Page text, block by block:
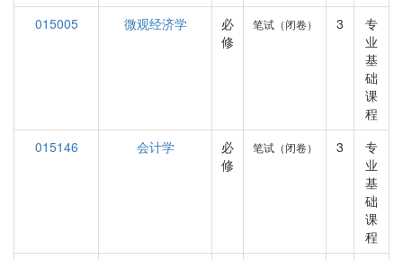
015005
微观经济学
必
修
笔试（闭卷） 3
专
业
基
础
课
程
015146
会计学
必
修
笔试（闭卷） 3
专
业
基
础
课
程